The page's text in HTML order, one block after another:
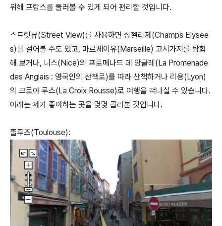
위해 프랑스를 둘러볼 수 있게 되어 편리할 것입니다.
스트릿뷰(Street View)를 사용하면 샹젤리제(Champs Elysee
s)를 걸어볼 수도 있고, 마르세이유(Marseille) 고시가지를 탐험
해 보거나, 니스(Nice)의 프로메나드 데 앙글레(La Promenade
des Anglais : 영국인의 산책로)를 따라 산책하거나 리용(Lyon)
의 크로아 루스(La Croix Rousse)로 여행을 떠나실 수 있습니다.
아래는 제가 좋아하는 곳을 몇몇 골라본 것입니다.
뚤루즈(Toulouse):